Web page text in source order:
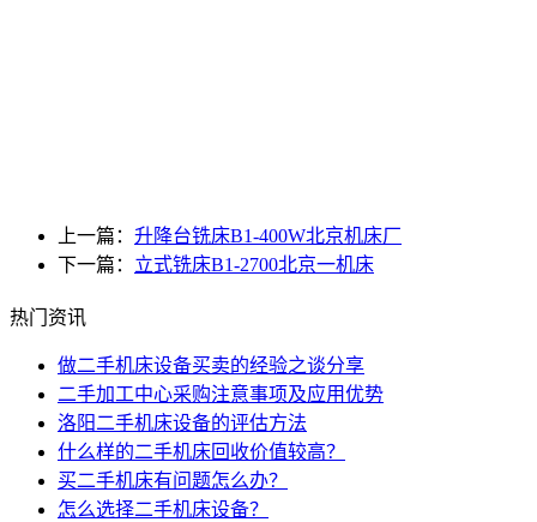
上一篇： 升降台铣床B1-400W北京机床厂
下一篇： 立式铣床B1-2700北京一机床
热门资讯
做二手机床设备买卖的经验之谈分享
二手加工中心采购注意事项及应用优势
洛阳二手机床设备的评估方法
什么样的二手机床回收价值较高？
买二手机床有问题怎么办？
怎么选择二手机床设备？